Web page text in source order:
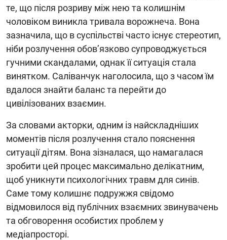
те, що після розриву між нею та колишнім
чоловіком виникла тривала ворожнеча. Вона
зазначила, що в суспільстві часто існує стереотип,
ніби розлучення обов’язково супроводжується
гучними скандалами, однак її ситуація стала
винятком. Саліванчук наголосила, що з часом їм
вдалося знайти баланс та перейти до
цивілізованих взаємин.
За словами акторки, одним із найскладніших
моментів після розлучення стало пояснення
ситуації дітям. Вона зізналася, що намагалася
зробити цей процес максимально делікатним,
щоб уникнути психологічних травм для синів.
Саме тому колишнє подружжя свідомо
відмовилося від публічних взаємних звинувачень
та обговорення особистих проблем у
медіапросторі.